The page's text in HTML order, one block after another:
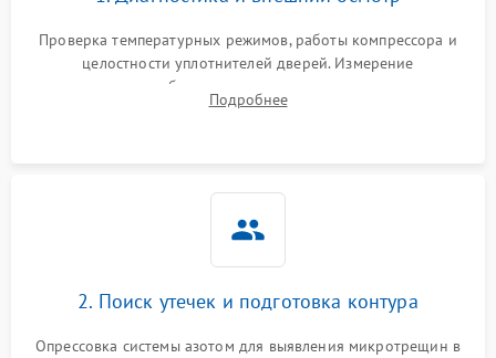
работе
2000 ₽ Подробнее →
1000 ₽
1800 ₽
Проверка температурных режимов, работы компрессора и
целостности уплотнителей дверей. Измерение
сопротивления обмоток мотора, проверка термостата и
считывание кодов ошибок с электронного дисплея.
Подробнее
2. Поиск утечек и подготовка контура
Опрессовка системы азотом для выявления микротрещин в